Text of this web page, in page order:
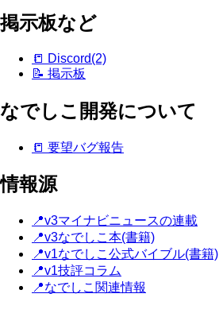
掲示板など
📒 Discord(2)
📝 掲示板
なでしこ開発について
📒 要望バグ報告
情報源
📍v3マイナビニュースの連載
📍v3なでしこ本(書籍)
📍v1なでしこ公式バイブル(書籍)
📍v1技評コラム
📍なでしこ関連情報